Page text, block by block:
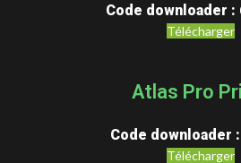
Code downloader :
Télécharger
Atlas Pro
Code downloader
Télécharger